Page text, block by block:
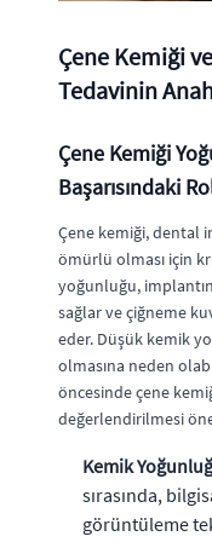
Çene Kemiği
Tedavinin
Çene Kemiği
Başarısındaki
Çene kemiği, dental
ömürlü olması için
yoğunluğu,
sağlar ve çiğneme
eder. Düşük kemik
olmasına neden
öncesinde çene
değerlendirilmesi
Kemik
sırasında,
görüntüleme